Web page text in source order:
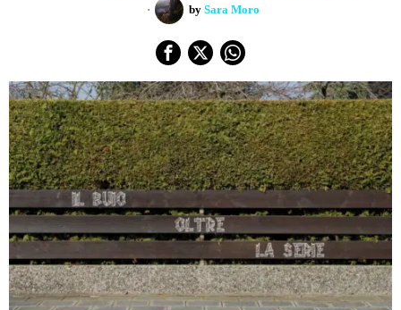
by Sara Moro